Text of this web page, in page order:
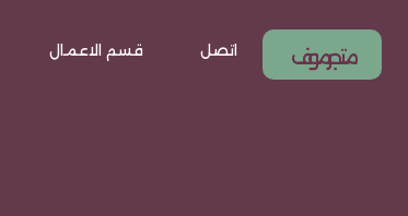
متجر موف قسم الاعمال اتصل